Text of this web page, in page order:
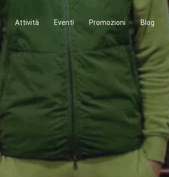
Attività Eventi Promozioni Blog